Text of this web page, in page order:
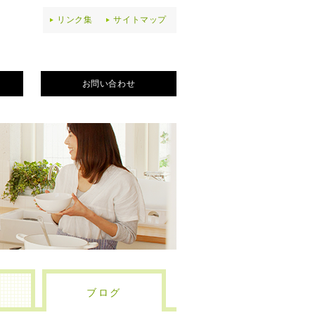
リンク集 サイトマップ
お問い合わせ
ブログ